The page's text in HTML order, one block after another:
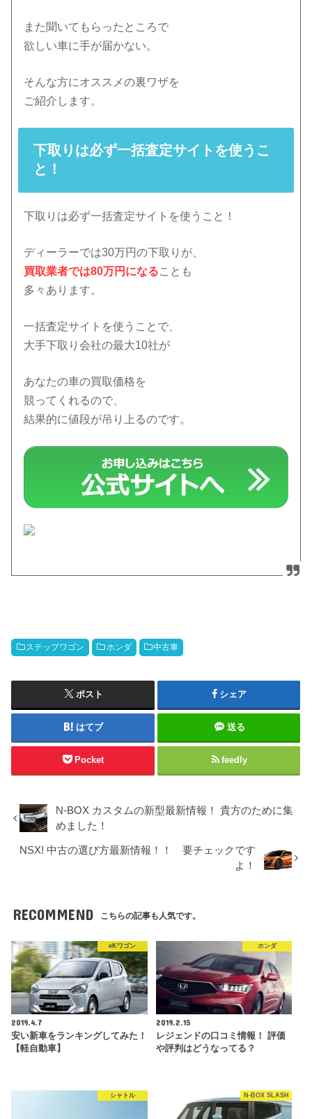
また聞いてもらったところで
欲しい車に手が届かない。
そんな方にオススメの裏ワザを
ご紹介します。
下取りは必ず一括査定サイトを使うこ
と！
下取りは必ず一括査定サイトを使うこと！
ディーラーでは30万円の下取りが、
買取業者では80万円になることも
多々あります。
一括査定サイトを使うことで、
大手下取り会社の最大10社が
あなたの車の買取価格を
競ってくれるので、
結果的に値段が吊り上るのです。
ステップワゴン ホンダ 中古車
ポスト シェア
はてブ 送る
Pocket feedly
N-BOX カスタムの新型最新情報！ 貴方のために集
めました！
NSX! 中古の選び方最新情報！！ 要チェックです
よ！
RECOMMEND こちらの記事も人気です。
eKワゴン
2019.4.7
安い新車をランキングしてみた！
【軽自動車】
ホンダ
2019.2.15
レジェンドの口コミ情報！ 評価
や評判はどうなってる？
シャトル N-BOX SLASH